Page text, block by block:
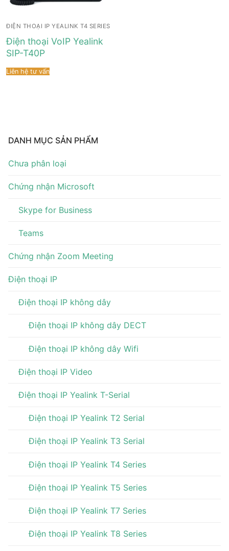
ĐIỆN THOẠI IP YEALINK T4 SERIES
Điện thoại VoIP Yealink
SIP-T40P
Liên hệ tư vấn
DANH MỤC SẢN PHẨM
Chưa phân loại
Chứng nhận Microsoft
Skype for Business
Teams
Chứng nhận Zoom Meeting
Điện thoại IP
Điện thoại IP không dây
Điện thoại IP không dây DECT
Điện thoại IP không dây Wifi
Điện thoại IP Video
Điện thoại IP Yealink T-Serial
Điện thoại IP Yealink T2 Serial
Điện thoại IP Yealink T3 Serial
Điện thoại IP Yealink T4 Series
Điện thoại IP Yealink T5 Series
Điện thoại IP Yealink T7 Series
Điện thoại IP Yealink T8 Series